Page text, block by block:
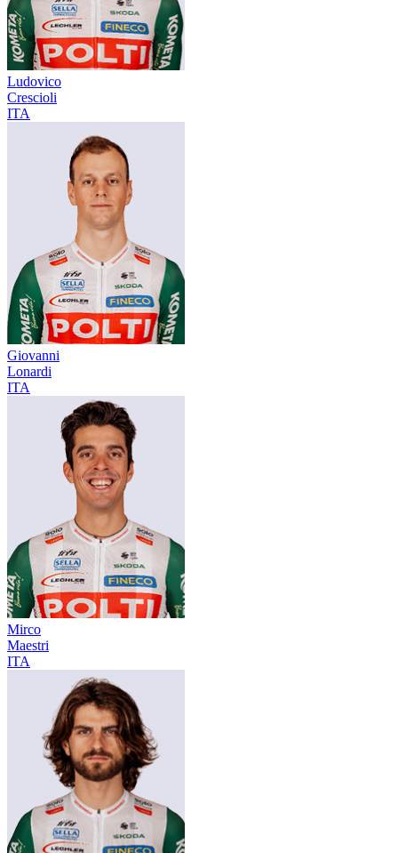
Ludovico
Crescioli
ITA
Giovanni
Lonardi
ITA
Mirco
Maestri
ITA